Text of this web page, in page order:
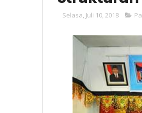
Selasa, Juli 10, 2018